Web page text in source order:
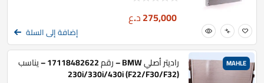
275,000د.ع
إضافة إلى السلة
MAHLE راديتر أصلي BMW – رقم 17118482622 – يناسب
230i/330i/430i (F22/F30/F32)